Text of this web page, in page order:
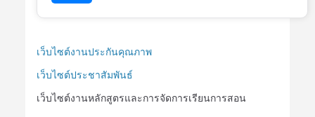
เว็บไซต์งานประกันคุณภาพ
เว็บไซต์ประชาสัมพันธ์
เว็บไซต์งานหลักสูตรและการจัดการเรียนการสอน